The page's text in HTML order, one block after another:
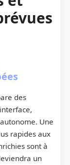
des
Une
rapides aux
sont à
un